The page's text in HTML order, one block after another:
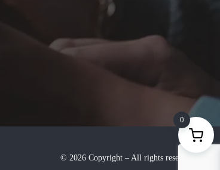
© 2026 Copyright – All rights reserved
0